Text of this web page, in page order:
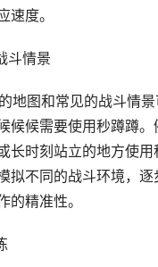
速度。
斗情景
地图和常见的战斗情
候候需要使用秒蹲蹲。
长时刻站立的地方使
拟不同的战斗环境，逐
的精准性。